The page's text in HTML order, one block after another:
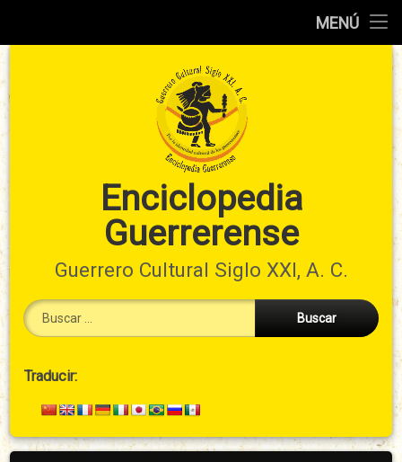
MENÚ
Enciclopedia
Guerrerense
Guerrero Cultural Siglo XXI, A. C.
Cabecera
Secundario
Traducir:
Arriba